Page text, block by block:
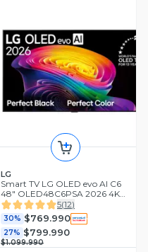
LG
Smart TV LG OLED evo AI C6
48" OLED48C6PSA 2026 4K
UHD
5(12)
30% $769.990
27% $799.990
$1.099.990